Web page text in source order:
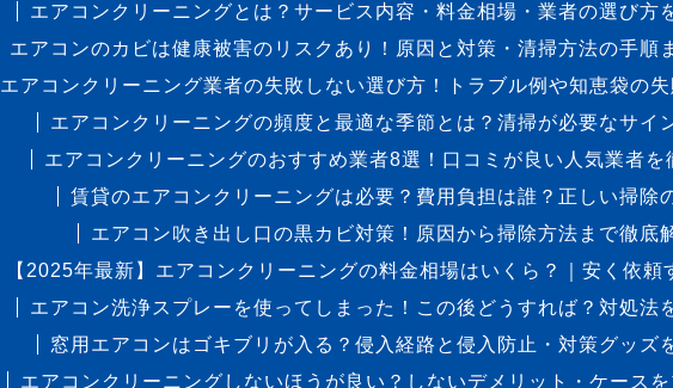
エアコンクリーニングとは？サービス内容・料金相場・業者の選び方
エアコンのカビは健康被害のリスクあり！原因と対策・清掃方法の手順
エアコンクリーニング業者の失敗しない選び方！トラブル例や知恵袋の失
エアコンクリーニングの頻度と最適な季節とは？清掃が必要なサイ
エアコンクリーニングのおすすめ業者8選！口コミが良い人気業者を
賃貸のエアコンクリーニングは必要？費用負担は誰？正しい掃除
エアコン吹き出し口の黒カビ対策！原因から掃除方法まで徹底
【2025年最新】エアコンクリーニングの料金相場はいくら？｜安く依頼
エアコン洗浄スプレーを使ってしまった！この後どうすれば？対処法
窓用エアコンはゴキブリが入る？侵入経路と侵入防止・対策グッズ
エアコンクリーニングしないほうが良い？しないデメリット・ケースを